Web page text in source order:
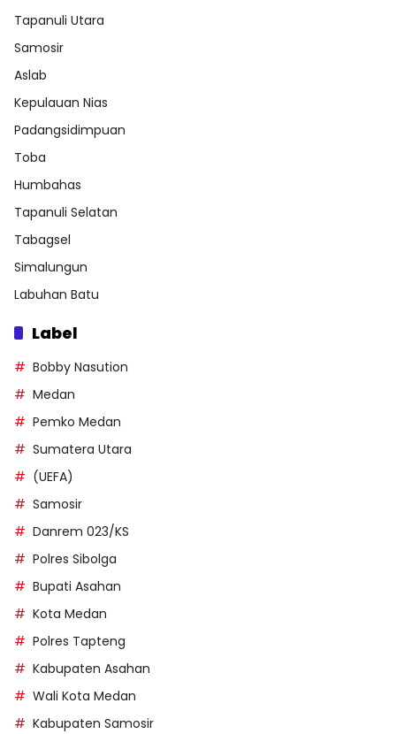
Tapanuli Utara
Samosir
Aslab
Kepulauan Nias
Padangsidimpuan
Toba
Humbahas
Tapanuli Selatan
Tabagsel
Simalungun
Labuhan Batu
Label
Bobby Nasution
Medan
Pemko Medan
Sumatera Utara
(UEFA)
Samosir
Danrem 023/KS
Polres Sibolga
Bupati Asahan
Kota Medan
Polres Tapteng
Kabupaten Asahan
Wali Kota Medan
Kabupaten Samosir